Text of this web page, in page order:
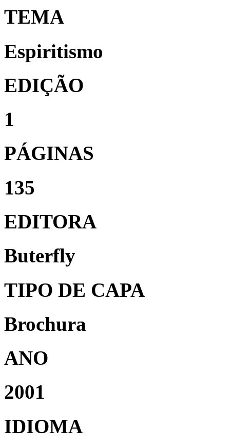
TEMA
Espiritismo
EDIÇÃO
1
PÁGINAS
135
EDITORA
Buterfly
TIPO DE CAPA
Brochura
ANO
2001
IDIOMA